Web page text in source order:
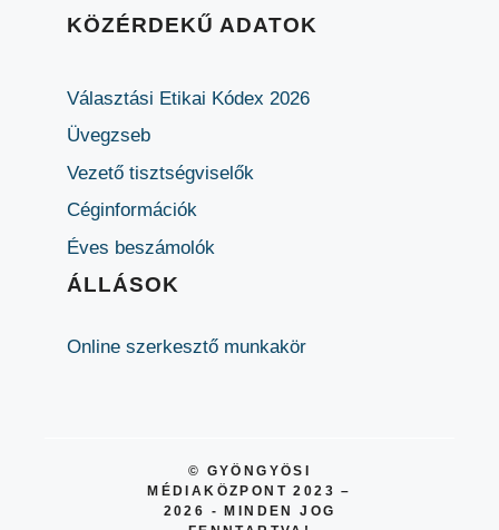
KÖZÉRDEKŰ ADATOK
Választási Etikai Kódex 2026
Üvegzseb
Vezető tisztségviselők
Céginformációk
Éves beszámolók
ÁLLÁSOK
Online szerkesztő munkakör
© GYÖNGYÖSI
MÉDIAKÖZPONT 2023 –
2026 - MINDEN JOG